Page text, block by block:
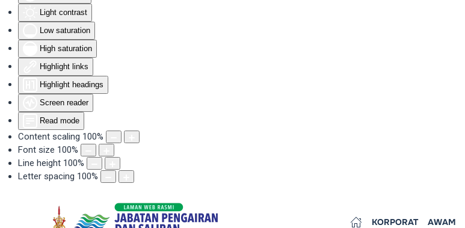
Light contrast
Low saturation
High saturation
Highlight links
Highlight headings
Screen reader
Read mode
Content scaling 100%
Font size 100%
Line height 100%
Letter spacing 100%
KORPORAT AWAM